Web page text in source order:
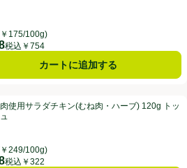
175/100g)
税込￥754
カートに追加する
ね肉・ハーブ) 120g トップバリュ
4.3点。
使用サラダチキン(むね肉・ハーブ) 120g トッ
249/100g)
税込￥322